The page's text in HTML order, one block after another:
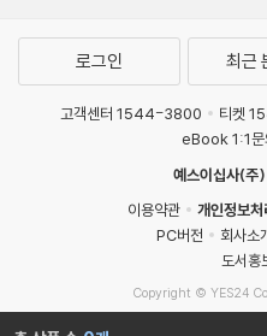
로그인 최근
고객센터 1544-3800 티켓
eBook 1:1문
예스이십사(주
이용약관
개인정보처
PC버전
회사소
도서홍
Copyright © YES24
MATOM11